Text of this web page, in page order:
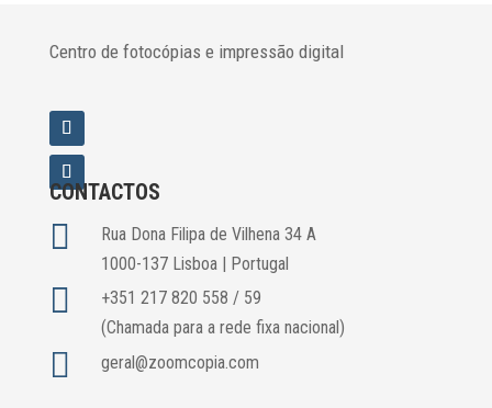
Centro de fotocópias e impressão digital
CONTACTOS

Rua Dona Filipa de Vilhena 34 A
1000-137 Lisboa | Portugal

+351 217 820 558 / 59
(Chamada para a rede fixa nacional)
 geral@zoomcopia.com